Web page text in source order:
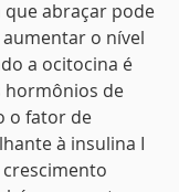
abraçar pode
o nível
a ocitocina é
hormônios de
o fator de
à insulina I
crescimento